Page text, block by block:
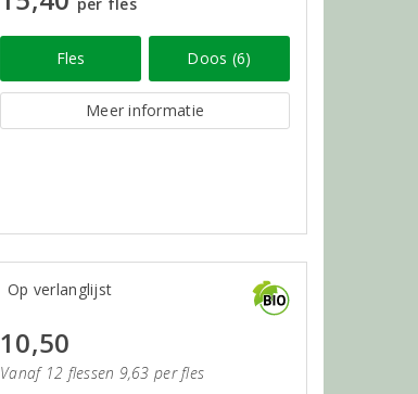
Fles Doos (6)
Meer informatie
Op verlanglijst
10,50
Vanaf 12 flessen 9,63 per fles